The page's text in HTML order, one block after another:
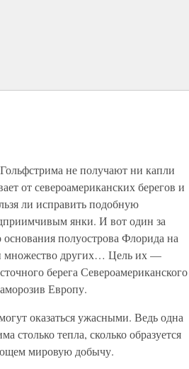
не получают ни капли
от североамериканских берегов и
ли исправить подобную
янки. И вот один за
полуострова Флорида на
множество других… Цель их —
берега Североамериканского
Европу.
оказаться ужасными. Ведь одна
столько тепла, сколько образуется
мировую добычу.